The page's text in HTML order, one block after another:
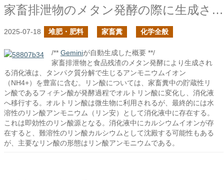
家畜排泄物のメタン発酵の際に生成される消化液に含まれるリン酸は何だ？
2025-07-18 堆肥・肥料 家畜糞 化学全般
/** Geminiが自動生成した概要 **/
家畜排泄物と食品残渣のメタン発酵により生成され
る消化液は、タンパク質分解で生じるアンモニウムイオン
（NH4+）を豊富に含む。リン酸については、家畜糞中の貯蔵性リ
ン酸であるフィチン酸が発酵過程でオルトリン酸に変化し、消化液
へ移行する。オルトリン酸は微生物に利用されるが、最終的には水
溶性のリン酸アンモニウム（リン安）として消化液中に存在する。
これは即効性のリン酸源となる。消化液中にカルシウムイオンが存
在すると、難溶性のリン酸カルシウムとして沈殿する可能性もある
が、主要なリン酸の形態はリン酸アンモニウムである。